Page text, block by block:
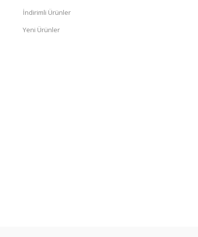
İndirimli Ürünler
Yeni Ürünler